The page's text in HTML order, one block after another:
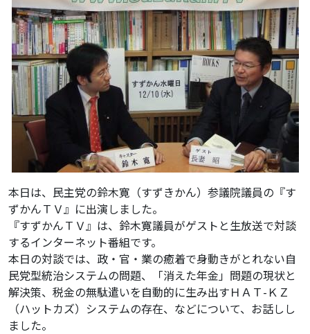
本日は、民主党の鈴木寛（すずきかん）参議院議員の『す
ずかんＴＶ』に出演しました。
『すずかんＴＶ』は、鈴木寛議員がゲストと生放送で対談
するインターネット番組です。
本日の対談では、政・官・業の癒着で身動きがとれない自
民党型統治システムの問題、「消えた年金」問題の現状と
解決策、税金の無駄遣いを自動的に生み出すＨＡＴ-ＫＺ
（ハットカズ）システムの存在、などについて、お話しし
ました。